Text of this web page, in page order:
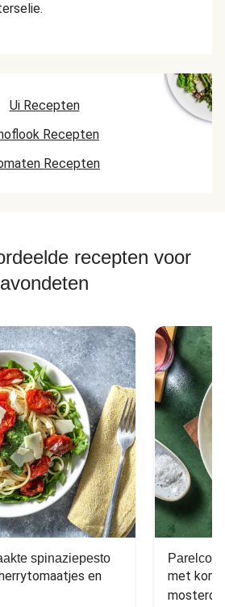
Ui Recepten
Recepten
Recepten
recepten voor
avondeten
spinaziepesto
en
met